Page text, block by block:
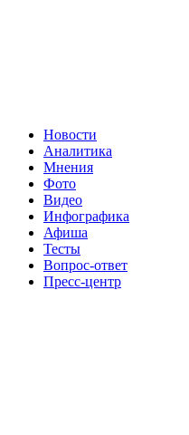
Новости
Аналитика
Мнения
Фото
Видео
Инфографика
Афиша
Тесты
Вопрос-ответ
Пресс-центр